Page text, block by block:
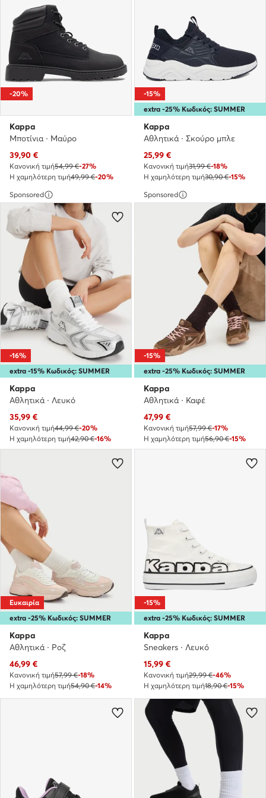
-20%
Kappa
Μποτίνια · Μαύρο
Τρέχουσα τιμή
39,90 €
Κανονική τιμή54,99 €-27%
Η χαμηλότερη τιμή49,99 €-20%
extra -25% Κωδικός: SUMMER
-15%
Kappa
Αθλητικά · Σκούρο μπλε
Τρέχουσα τιμή
25,99 €
Κανονική τιμή31,99 €-18%
Η χαμηλότερη τιμή30,90 €-15%
Sponsored
extra -15% Κωδικός: SUMMER
-16%
Kappa
Αθλητικά · Λευκό
Τρέχουσα τιμή
35,99 €
Κανονική τιμή44,99 €-20%
Η χαμηλότερη τιμή42,90 €-16%
Sponsored
extra -25% Κωδικός: SUMMER
-15%
Kappa
Αθλητικά · Καφέ
Τρέχουσα τιμή
47,99 €
Κανονική τιμή57,99 €-17%
Η χαμηλότερη τιμή56,90 €-15%
extra -25% Κωδικός: SUMMER
Ευκαιρία
Kappa
Αθλητικά · Ροζ
Τρέχουσα τιμή
46,99 €
Κανονική τιμή57,99 €-18%
Η χαμηλότερη τιμή54,90 €-14%
extra -25% Κωδικός: SUMMER
-15%
Kappa
Sneakers · Λευκό
Τρέχουσα τιμή
15,99 €
Κανονική τιμή29,99 €-46%
Η χαμηλότερη τιμή18,90 €-15%